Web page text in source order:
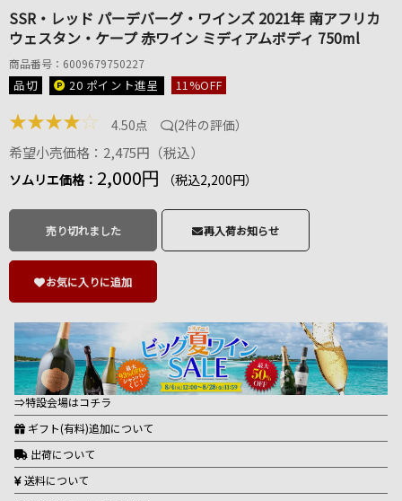
SSR・レッド パーデバーグ・ワインズ 2021年 南アフリカ
ウェスタン・ケープ 赤ワイン ミディアムボディ 750ml
商品番号：6009679750227
品切 20 ポイント進呈 11%OFF
★★★★☆ 4.50点 (2件の評価）
希望小売価格：2,475円（税込）
ソムリエ価格： 2,000円 （税込2,200円）
売り切れました 再入荷お知らせ
お気に入りに追加
⇒特設会場はコチラ
ギフト(有料)追加について
出荷について
送料について